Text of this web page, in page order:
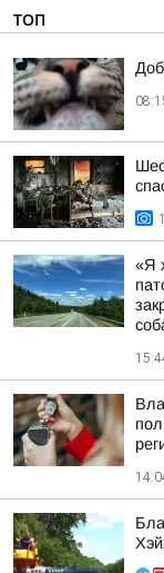
ТОП
«Я